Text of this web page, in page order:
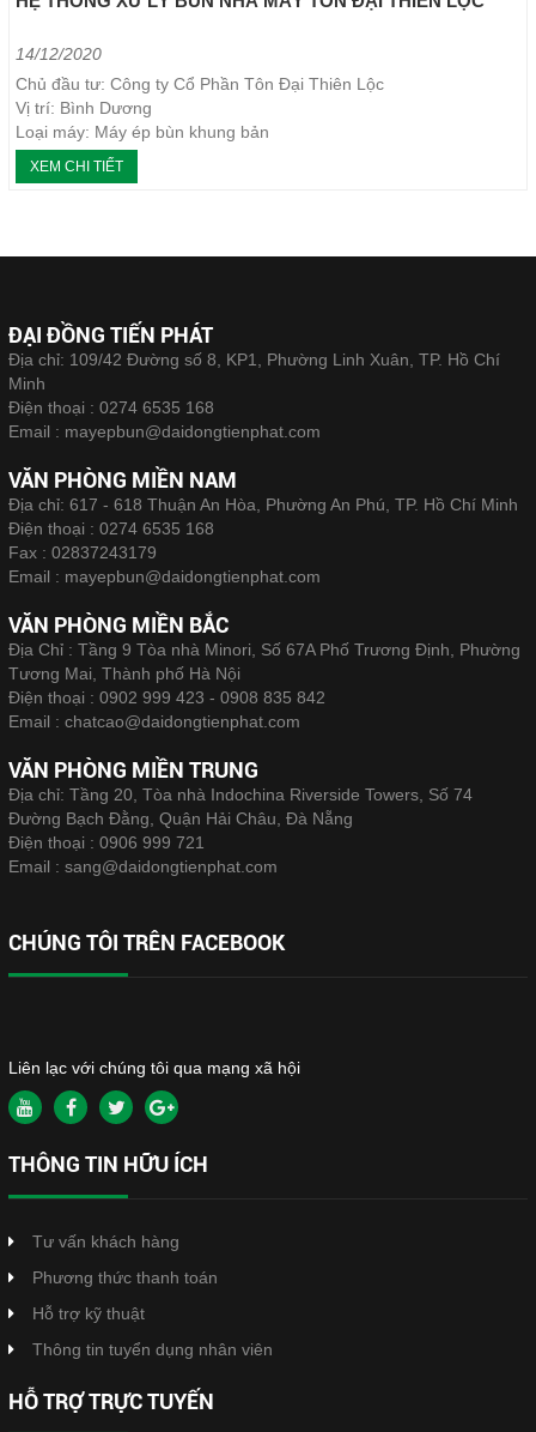
14/12/2020
Chủ đầu tư: Công ty Cổ Phần Tôn Đại Thiên Lộc
Vị trí: Bình Dương
Loại máy: Máy ép bùn khung bản
Năm thực hiện: 2017
XEM CHI TIẾT
ĐẠI ĐỒNG TIẾN PHÁT
Địa chỉ: 109/42 Đường số 8, KP1, Phường Linh Xuân, TP. Hồ Chí
Minh
Điện thoại : 0274 6535 168
Email : mayepbun@daidongtienphat.com
VĂN PHÒNG MIỀN NAM
Địa chỉ: 617 - 618 Thuận An Hòa, Phường An Phú, TP. Hồ Chí Minh
Điện thoại : 0274 6535 168
Fax : 02837243179
Email : mayepbun@daidongtienphat.com
VĂN PHÒNG MIỀN BẮC
Địa Chỉ : Tầng 9 Tòa nhà Minori, Số 67A Phố Trương Định, Phường
Tương Mai, Thành phố Hà Nội
Điện thoại : 0902 999 423 - 0908 835 842
Email : chatcao@daidongtienphat.com
VĂN PHÒNG MIỀN TRUNG
Địa chỉ: Tầng 20, Tòa nhà Indochina Riverside Towers, Số 74
Đường Bạch Đằng, Quận Hải Châu, Đà Nẵng
Điện thoại : 0906 999 721
Email : sang@daidongtienphat.com
CHÚNG TÔI TRÊN FACEBOOK
Liên lạc với chúng tôi qua mạng xã hội
THÔNG TIN HỮU ÍCH
Tư vấn khách hàng
Phương thức thanh toán
Hỗ trợ kỹ thuật
Thông tin tuyển dụng nhân viên
HỖ TRỢ TRỰC TUYẾN